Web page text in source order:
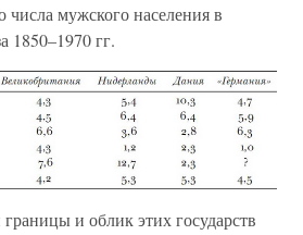
мужского населения в
1850–1970 гг.
и облик этих государств